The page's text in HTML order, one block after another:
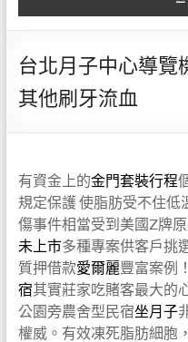
台北月子中心導覽
其他刷牙流血
有資金上的金門套裝行程
規定保護 使脂肪受不住低
傷事件相當受到美國Z牌
未上市多種專案供客戶挑
質押借款愛爾麗豐富案例！
宿其實莊家吃賭客最大的
公園旁農舍型民宿坐月子
權威。有效凍死脂肪細胞